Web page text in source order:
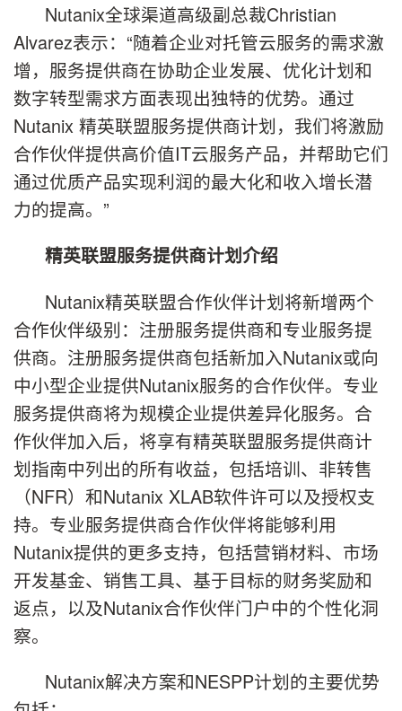
Nutanix全球渠道高级副总裁Christian
Alvarez表示：“随着企业对托管云服务的需求激
增，服务提供商在协助企业发展、优化计划和
数字转型需求方面表现出独特的优势。通过
Nutanix 精英联盟服务提供商计划，我们将激励
合作伙伴提供高价值IT云服务产品，并帮助它们
通过优质产品实现利润的最大化和收入增长潜
力的提高。”
精英联盟服务提供商计划介绍
Nutanix精英联盟合作伙伴计划将新增两个
合作伙伴级别：注册服务提供商和专业服务提
供商。注册服务提供商包括新加入Nutanix或向
中小型企业提供Nutanix服务的合作伙伴。专业
服务提供商将为规模企业提供差异化服务。合
作伙伴加入后，将享有精英联盟服务提供商计
划指南中列出的所有收益，包括培训、非转售
（NFR）和Nutanix XLAB软件许可以及授权支
持。专业服务提供商合作伙伴将能够利用
Nutanix提供的更多支持，包括营销材料、市场
开发基金、销售工具、基于目标的财务奖励和
返点，以及Nutanix合作伙伴门户中的个性化洞
察。
Nutanix解决方案和NESPP计划的主要优势